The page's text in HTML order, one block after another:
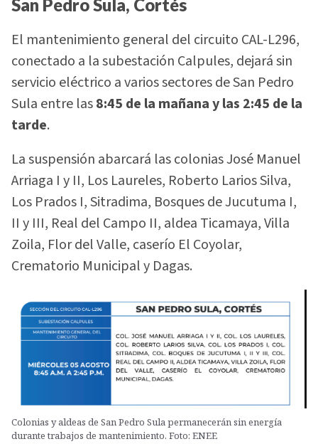
San Pedro Sula, Cortés
El mantenimiento general del circuito CAL-L296,
conectado a la subestación Calpules, dejará sin
servicio eléctrico a varios sectores de San Pedro
Sula entre las8:45 de la mañana y las 2:45 de la
tarde.
La suspensión abarcará las colonias José Manuel
Arriaga I y II, Los Laureles, Roberto Larios Silva,
Los Prados I, Sitradima, Bosques de Jucutuma I,
II y III, Real del Campo II, aldea Ticamaya, Villa
Zoila, Flor del Valle, caserío El Coyolar,
Crematorio Municipal y Dagas.
Colonias y aldeas de San Pedro Sula permanecerán sin energía
durante trabajos de mantenimiento. Foto: ENEE